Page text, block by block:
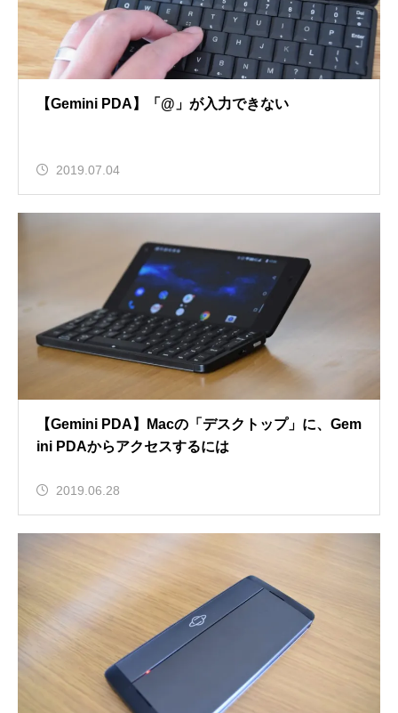
【Gemini PDA】「@」が入力できない
2019.07.04
【Gemini PDA】Macの「デスクトップ」に、Gem
ini PDAからアクセスするには
2019.06.28